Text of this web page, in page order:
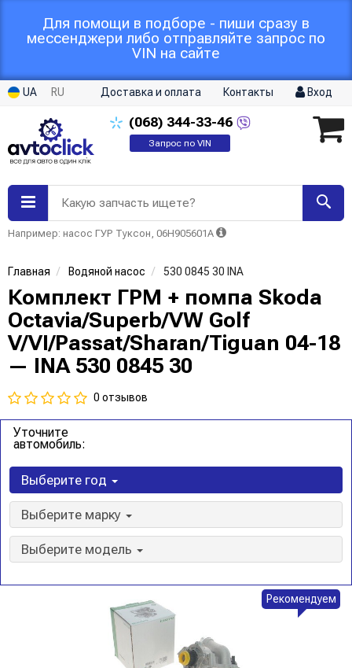
Для помощи в подборе - пиши сразу в
мессенджери либо отправляйте запрос по
VIN на сайте
UA RU Доставка и оплата Контакты Вход
(068) 344-33-46
Запрос по VIN
Какую запчасть ищете?
Например: насос ГУР Туксон, 06H905601A
Главная Водяной насос 530 0845 30 INA
Комплект ГРМ + помпа Skoda
Octavia/Superb/VW Golf
V/VI/Passat/Sharan/Tiguan 04-18
— INA 530 0845 30
0 отзывов
Уточните
автомобиль:
Выберите год
Выберите марку
Выберите модель
Рекомендуем